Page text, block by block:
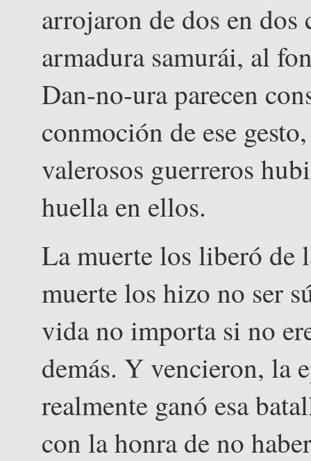
arrojaron de dos en dos
armadura samurái, al
Dan-no-ura parecen
conmoción de ese
valerosos guerreros
huella en ellos.
La muerte los liberó de
muerte los hizo no ser
vida no importa si no
demás. Y vencieron, la
realmente ganó esa
con la honra de no